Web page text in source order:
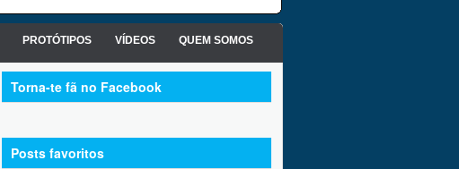
PROTÓTIPOS VÍDEOS QUEM SOMOS
Torna-te fã no Facebook
Posts favoritos